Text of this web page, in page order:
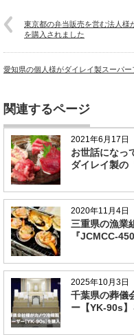
東京都の弁当販売を営む法人様
を購入されました
愛知県の個人様がダイレイ製スーパ
関連するページ
2021年6月17日
お世話になっ
ダイレイ製の
2020年11月4日
三重県の漁業
『JCMCC-
2025年10月3日
千葉県の葬儀
ー【YK-90s